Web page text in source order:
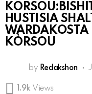
HUSTISIA
KÒRSOU
by Redakshon
1.9k Views